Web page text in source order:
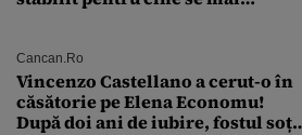
Cancan.ro
Vincenzo Castellano a cerut-o în
căsătorie pe Elena Economu!
După doi ani de iubire, fostul soț